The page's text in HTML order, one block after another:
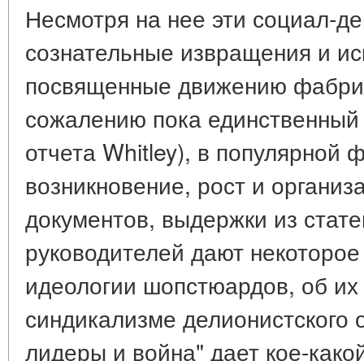
Несмотря на нее эти социал-
сознательные извращения и
посвященные движению
сожалению пока
отчета Whitley), в
возникновение, рост и
документов, выдержки из
руководителей дают
идеологии шопстюардов, об
синдикализме
лидеры и война" дает кое-